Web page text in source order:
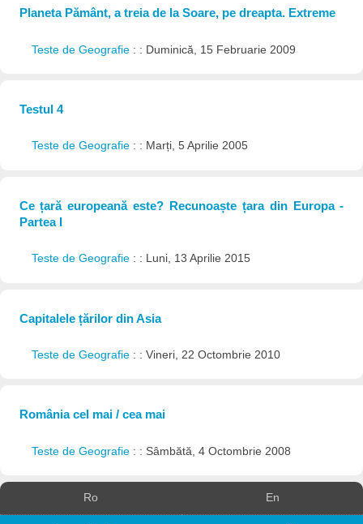
Planeta Pământ, a treia de la Soare, pe dreapta. Extreme
Teste de Geografie : : Duminică, 15 Februarie 2009
Testul 4
Teste de Geografie : : Marți, 5 Aprilie 2005
Ce țară europeană este? Recunoaște țara din Europa -
Partea I
Teste de Geografie : : Luni, 13 Aprilie 2015
Capitalele țărilor din Asia
Teste de Geografie : : Vineri, 22 Octombrie 2010
România cel mai / cea mai
Teste de Geografie : : Sâmbătă, 4 Octombrie 2008
Ro En